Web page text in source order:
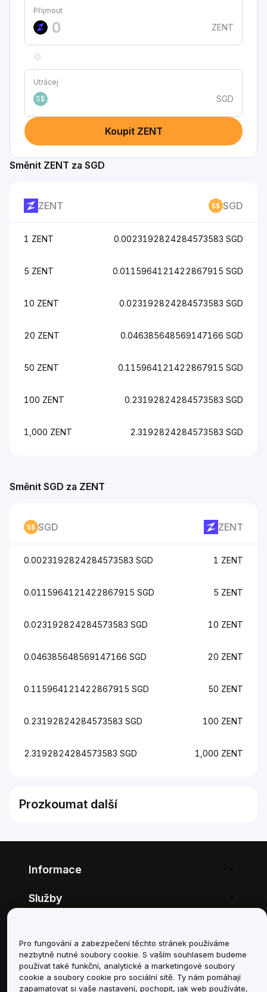
Přijmout
ZENT
Utrácej
S$
SGD
Koupit ZENT
Směnit ZENT za SGD
ZENT SGD
1 ZENT 0.0023192824284573583 SGD
5 ZENT 0.0115964121422867915 SGD
10 ZENT 0.023192824284573583 SGD
20 ZENT 0.046385648569147166 SGD
50 ZENT 0.115964121422867915 SGD
100 ZENT 0.23192824284573583 SGD
1,000 ZENT 2.3192824284573583 SGD
Směnit SGD za ZENT
SGD ZENT
0.0023192824284573583 SGD 1 ZENT
0.0115964121422867915 SGD 5 ZENT
0.023192824284573583 SGD 10 ZENT
0.046385648569147166 SGD 20 ZENT
0.115964121422867915 SGD 50 ZENT
0.23192824284573583 SGD 100 ZENT
2.3192824284573583 SGD 1,000 ZENT
Prozkoumat další
Informace
Služby
Produkty
Právní informace
Pro fungování a zabezpečení těchto stránek používáme
nezbytně nutné soubory cookie. S vaším souhlasem budeme
používat také funkční, analytické a marketingové soubory
cookie a soubory cookie pro sociální sítě. Ty nám pomáhají
zapamatovat si vaše nastavení, pochopit, jak web používáte,